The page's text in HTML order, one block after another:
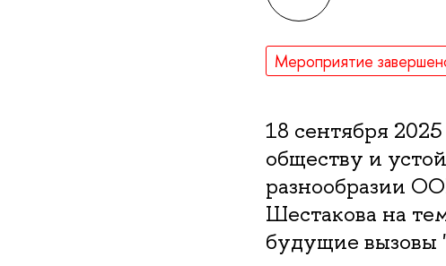
Мероприятие
18 сентября
обществу и
разнообразии
Шестакова на
будущие вызовы